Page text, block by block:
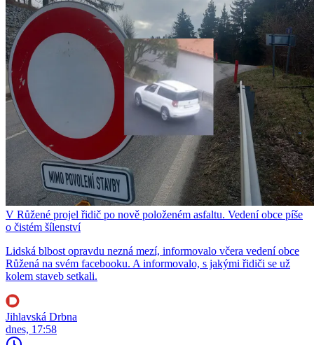
V Růžené projel řidič po nově položeném asfaltu. Vedení obce píše
o čistém šílenství
Lidská blbost opravdu nezná mezí, informovalo včera vedení obce
Růžená na svém facebooku. A informovalo, s jakými řidiči se už
kolem staveb setkali.
Jihlavská Drbna
dnes, 17:58